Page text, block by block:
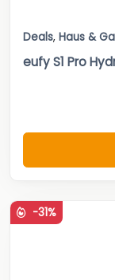
Deals, Haus &
eufy S1 Pro
-31%